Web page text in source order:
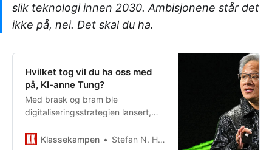
slik teknologi innen 2030. Ambisjonene står det
ikke på, nei. Det skal du ha.
Hvilket tog vil du ha oss med
på, KI-anne Tung?
Med brask og bram ble
digitaliseringsstrategien lansert,
skal bli verdens mest digitaliserte
Klassekampen Stefan N. Halck (Samfunnsengasjert far og forkjemper for ansvarlig digitalisering)